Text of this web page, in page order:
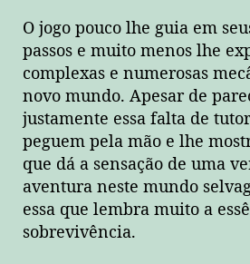
O jogo pouco lhe guia em
passos e muito menos lhe
complexas e numerosas
novo mundo. Apesar de
justamente essa falta de
peguem pela mão e lhe
que dá a sensação de uma
aventura neste mundo
essa que lembra muito a
sobrevivência.